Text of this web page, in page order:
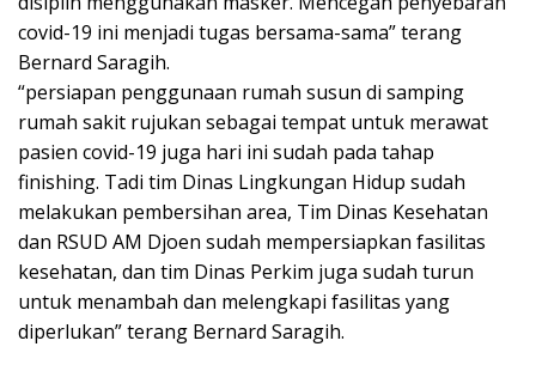
covid-19 ini menjadi tugas bersama-sama” terang
Bernard Saragih.
“persiapan penggunaan rumah susun di samping
rumah sakit rujukan sebagai tempat untuk merawat
pasien covid-19 juga hari ini sudah pada tahap
finishing. Tadi tim Dinas Lingkungan Hidup sudah
melakukan pembersihan area, Tim Dinas Kesehatan
dan RSUD AM Djoen sudah mempersiapkan fasilitas
kesehatan, dan tim Dinas Perkim juga sudah turun
untuk menambah dan melengkapi fasilitas yang
diperlukan” terang Bernard Saragih.